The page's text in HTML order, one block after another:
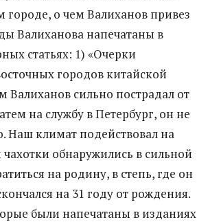
городе, о чем Валиханов привез
Валиханова напечатаны в
статьях: 1) «Очерки
городов китайской
сильно пострадал от
на службу в Петербург, он не
Наш климат подействовал на
обнаружились в сильной
на родину, в степь, где он
на 31 году от рождения.
были напечатаны в изданиях